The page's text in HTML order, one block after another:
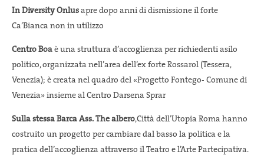
In Diversity Onlus apre dopo anni di dismissione il forte
Ca’Bianca non in utilizzo
Centro Boa è una struttura d’accoglienza per richiedenti asilo
politico, organizzata nell’area dell’ex forte Rossarol (Tessera,
Venezia); è creata nel quadro del «Progetto Fontego- Comune di
Venezia» insieme al Centro Darsena Sprar
Sulla stessa Barca Ass. The albero,Città dell’Utopia Roma hanno
costruito un progetto per cambiare dal basso la politica e la
pratica dell’accoglienza attraverso il Teatro e l’Arte Partecipativa.